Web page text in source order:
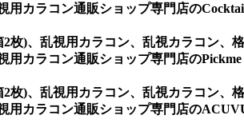
用カラコン通販ショップ専門店の
2枚)、乱視用カラコン、乱視カラコン
カラコン通販ショップ専門店の
2枚)、乱視用カラコン、乱視カラコン
用カラコン通販ショップ専門店の